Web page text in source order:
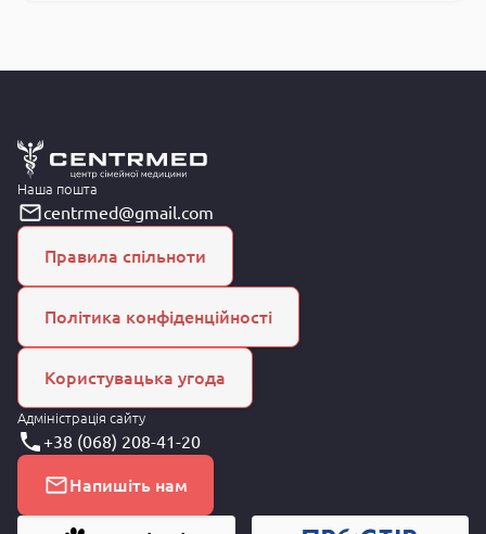
Наша пошта
centrmed@gmail.com
Правила спільноти
Політика конфіденційності
Користувацька угода
Адміністрація сайту
+38 (068) 208-41-20
Напишіть нам